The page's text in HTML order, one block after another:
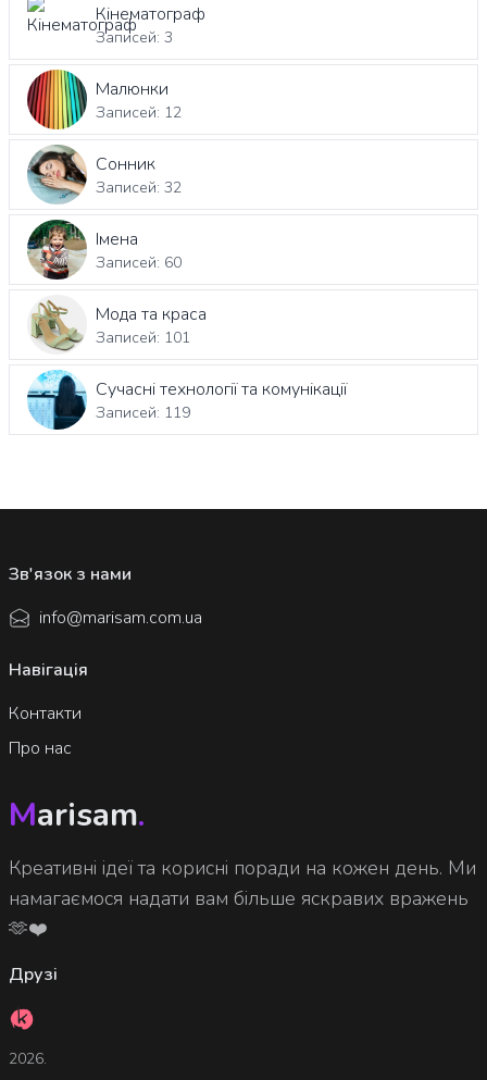
Кінематограф
Записей: 3
Малюнки
Записей: 12
Сонник
Записей: 32
Імена
Записей: 60
Мода та краса
Записей: 101
Сучасні технології та комунікації
Записей: 119
Marisam.
Креативні ідеї та корисні поради на кожен день. Ми
намагаємося надати вам більше яскравих вражень
🫶❤️
Друзі
2026.
Навігація
Контакти
Про нас
Зв'язок з нами
info@marisam.com.ua